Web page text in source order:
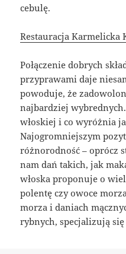
cebulę.
Restauracja Karmelicka
Połączenie dobrych
przyprawami daje
powoduje, że
najbardziej
włoskiej i co wyróżnia
Najogromniejszym
różnorodność – oprócz
nam dań takich, jak
włoska proponuje o
polentę czy owoce
morza i daniach
rybnych, specjalizują się